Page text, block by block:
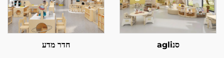
סנagli חדר מדע